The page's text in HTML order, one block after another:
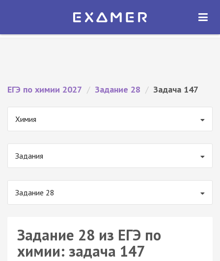
Экзамер — ЕГЭ 2027
ОТКРЫТЬ
ЕГЭ по химии 2027 / Задание 28 / Задача 147
Химия
Задания
Задание 28
Задание 28 из ЕГЭ по
химии: задача 147